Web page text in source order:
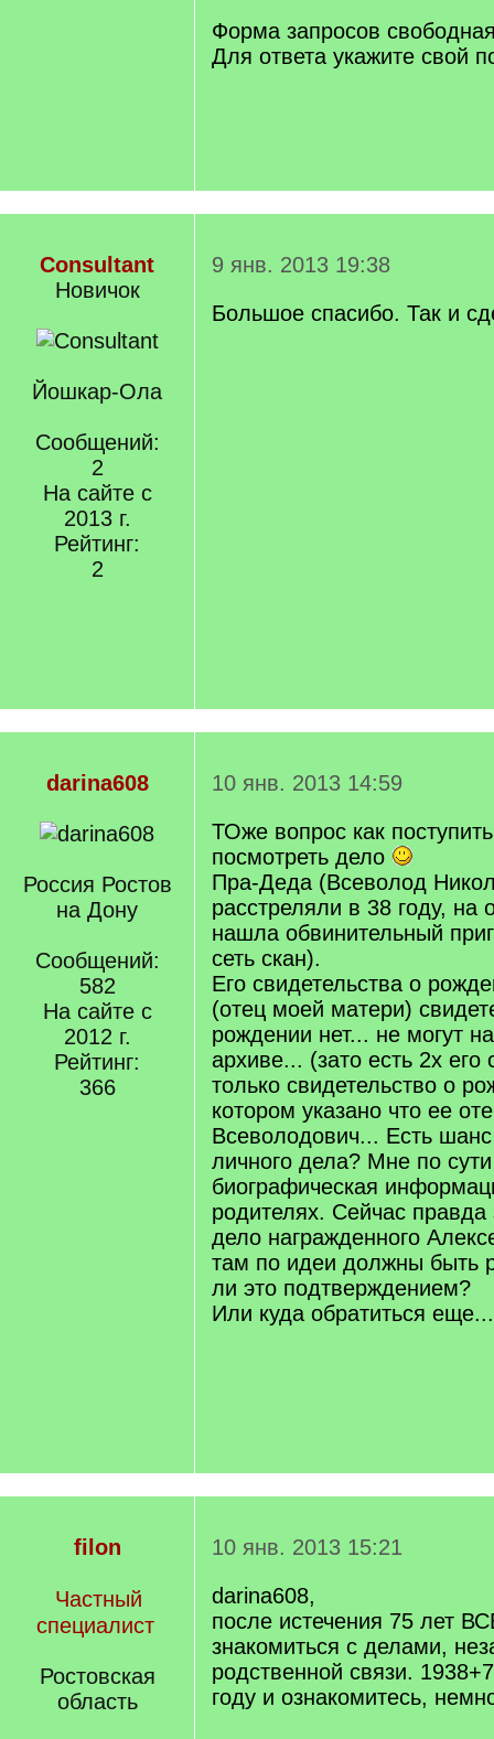
Форма запросов
Для ответа укажите свой
Consultant
Новичок
Йошкар-Ола
Сообщений:
2
На сайте с
2013 г.
Рейтинг:
2
9 янв. 2013 19:38
Большое спасибо. Так и
darina608
Россия Ростов
на Дону
Сообщений:
582
На сайте с
2012 г.
Рейтинг:
366
10 янв. 2013 14:59
ТОже вопрос как
посмотреть дело
Пра-Деда (Всеволод
расстреляли в 38 году,
нашла обвинительный
сеть скан).
Его свидетельства о
(отец моей матери)
рождении нет... не могут
архиве... (зато есть 2х его
только свидетельство о
котором указано что ее
Всеволодович... Есть
личного дела? Мне по
биографическая
родителях. Сейчас правда
дело награжденного
там по идеи должны быть
ли это подтверждением?
Или куда обратиться
filon
Частный
специалист
Ростовская
область
10 янв. 2013 15:21
darina608,
после истечения 75 лет
знакомиться с делами,
родственной связи.
году и ознакомитесь,